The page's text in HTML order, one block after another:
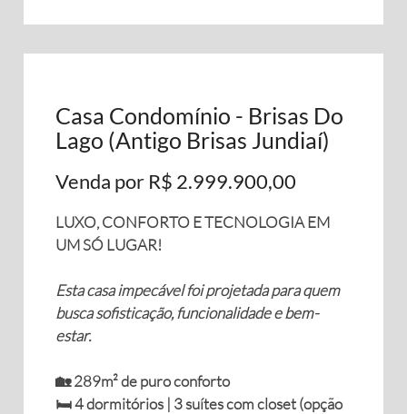
Casa Condomínio - Brisas Do
Lago (Antigo Brisas Jundiaí)
Venda por R$ 2.999.900,00
LUXO, CONFORTO E TECNOLOGIA EM
UM SÓ LUGAR!
Esta casa impecável foi projetada para quem
busca sofisticação, funcionalidade e bem-
estar.
🏡 289m² de puro conforto
🛏️ 4 dormitórios | 3 suítes com closet (opção